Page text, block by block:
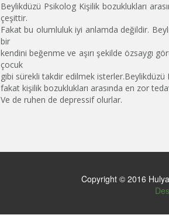
Beylikdüzü Psikolog Kişilik bozuklukları
çeşittir.
Fakat bu olumluluk iyi anlamda değildir.
bir
kendini beğenme ve aşırı şekilde özsaygı
çocuk
gibi sürekli takdir edilmek
fakat kişilik bozuklukları arasında en zor
Ve de ruhen de depressif olurlar.
Copyright © 2016